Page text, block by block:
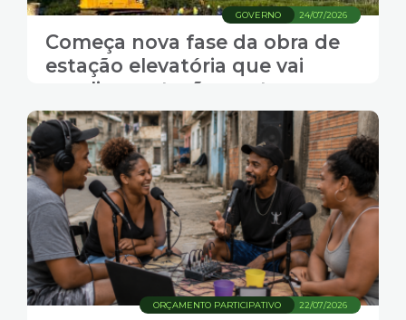
24/07/2026
GOVERNO
Começa nova fase da obra de
estação elevatória que vai
ampliar proteção contra
alagamentos
22/07/2026
ORÇAMENTO PARTICIPATIVO